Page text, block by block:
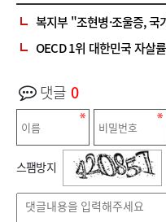
복지부 "조현병·조울증, 국
OECD 1위 대한민국 자
댓글 0
스팸방지